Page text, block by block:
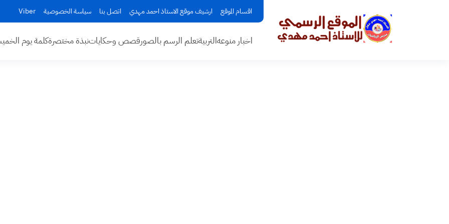
اقسام الموقع ارشيف موقع الاستاذ احمد مهدي اتصل بنا سياسة الخصوصية Viber
اخبار منوعهالتربيةتعلم الرسم بالصورقصص وحكاياتنبذة مختصرةكلمة يوم